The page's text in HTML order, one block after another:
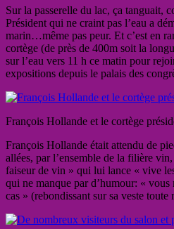
Sur la passerelle du lac, ça tanguait,
Président qui ne craint pas l’eau a
marin…même pas peur. Et c’est en
cortège (de près de 400m soit la
sur l’eau vers 11 h ce matin pour
expositions depuis le palais des
François Hollande et le cortège
François Hollande était attendu de
allées, par l’ensemble de la filière
faiseur de vin » qui lui lance « vive
qui ne manque par d’humour: «
cas » (rebondissant sur sa veste